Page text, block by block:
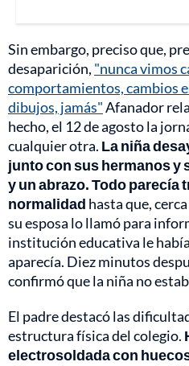
Sin embargo, preciso que,
desaparición, "nunca vimos
comportamientos, cambios
dibujos, jamás"Afanador
hecho, el 12 de agosto la
cualquier otra. La niña
junto con sus hermanos y
y un abrazo. Todo parecía
normalidad hasta que,
su esposa lo llamó para
institución educativa le
aparecía. Diez minutos
confirmó que la niña no
El padre destacó las
estructura física del colegio.
electrosoldada con